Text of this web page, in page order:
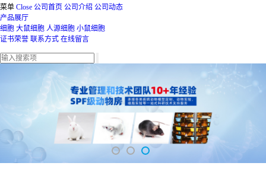
菜单 Close 公司首页 公司介绍 公司动态
产品展厅
细胞 大鼠细胞 人源细胞 小鼠细胞
证书荣誉 联系方式 在线留言